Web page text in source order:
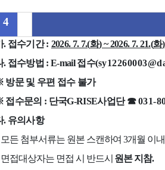
4
. 접수기간: 2026. 7. 7.(화) ~ 2026. 7. 21.(화)
. 접수방법 : E-mail접수(
방문 및 우편 접수 불가
접수문의 : 단국G-RISE사업단☎031-
. 유의사항
모든 첨부서류는 원본 스캔하여3개월 이
면접대상자는 면접 시 반드시 원본 지참.